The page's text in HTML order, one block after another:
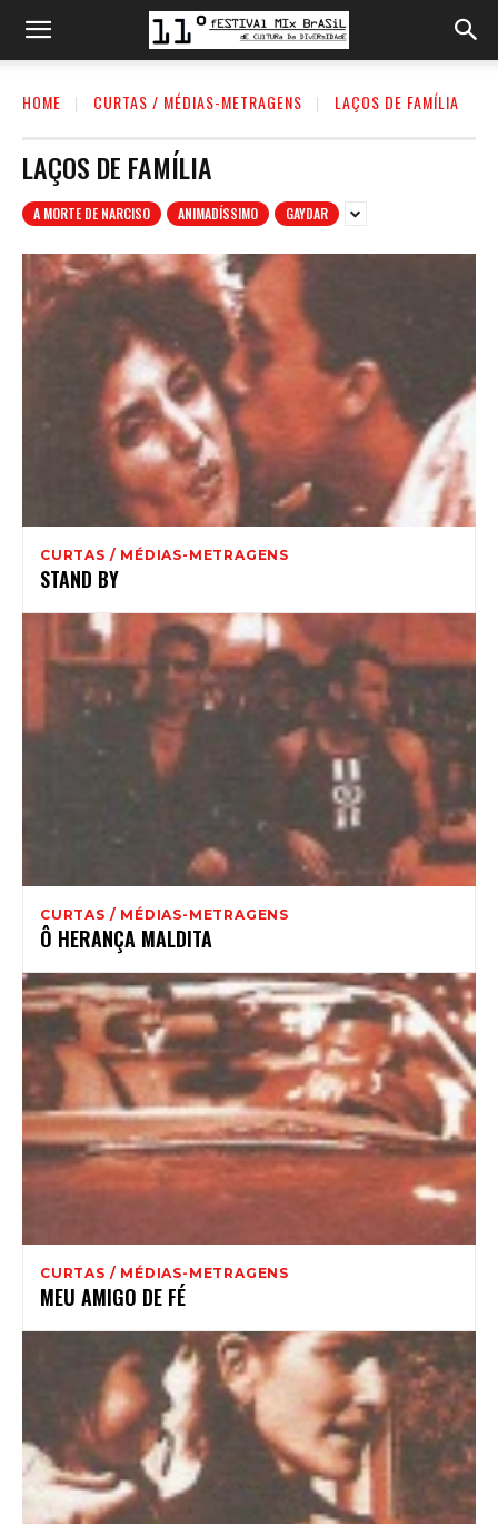
HOME CURTAS / MÉDIAS-METRAGENS LAÇOS DE FAMÍLIA
LAÇOS DE FAMÍLIA
A MORTE DE NARCISO ANIMADÍSSIMO GAYDAR
CURTAS / MÉDIAS-METRAGENS
STAND BY
CURTAS / MÉDIAS-METRAGENS
Ô HERANÇA MALDITA
CURTAS / MÉDIAS-METRAGENS
MEU AMIGO DE FÉ